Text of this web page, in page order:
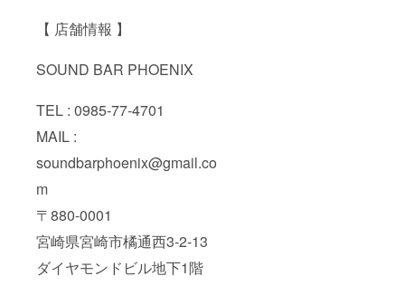
【 店舗情報 】
SOUND BAR PHOENIX
TEL : 0985-77-4701
MAIL :
soundbarphoenix@gmail.co
m
〒880-0001
宮崎県宮崎市橘通西3-2-13
ダイヤモンドビル地下1階